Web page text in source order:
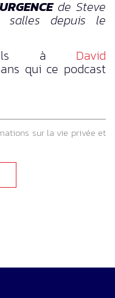
de Steve
salles depuis le
à David
qui ce podcast
sur la vie privée et